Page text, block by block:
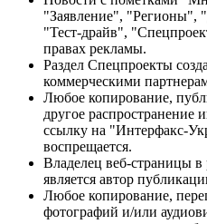
"Заявление",
"Тест-драйв",
правах рекламы.
Раздел Спецпроекты
коммерческими
Любое копирование,
другое распространение
ссылку на "Интерфакс-
воспрещается.
Владелец веб-страницы в
является автор
Любое копирование,
фотографий и/или